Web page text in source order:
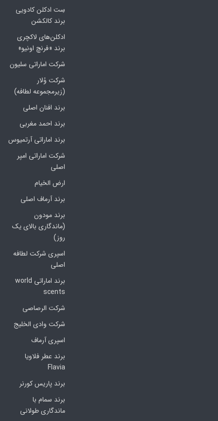
سِت ادکلن کادویی
برند کالکشن
ادکلن‌های لاکچری
برند «فرنچ اونیو»
شرکت اماراتی سلیون
شرکت وُلار
(زیرمجموعه لطافه)
برند افنان اصلی
برند احمد مغربی
برند اماراتی آرتمیوس
شرکت اماراتی امپر
اصلی
ارض الخیام
برند آرماف اصلی
برند مودون
(ماندگاری بالای یک
روز)
اسپری شرکت لطافه
اصلی
برند اماراتی world
scents
شرکت الرصاصی
شرکت وادی الخلیج
اسپری آرماف
برند عطر فلاویا
Flavia
برند پاریس کورنر
برند سمام با
ماندگاری طولانی